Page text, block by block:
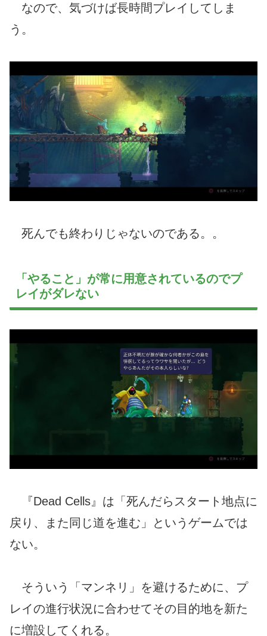
なので、気づけば長時間プレイしてしま
う。
死んでも終わりじゃないのである。。
「やること」が常に用意されているのでプ
レイがダレない
『Dead Cells』は「死んだらスタート地点に
戻り、また同じ道を進む」というゲームでは
ない。
そういう「マンネリ」を避けるために、プ
レイの進行状況に合わせてその目的地を新た
に増設してくれる。